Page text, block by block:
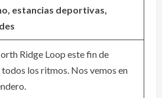
estancias deportivas,
Ridge Loop este fin de
los ritmos. Nos vemos en